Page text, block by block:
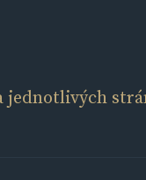
jednotlivých